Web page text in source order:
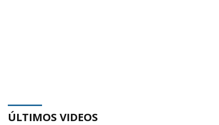
ÚLTIMOS VIDEOS